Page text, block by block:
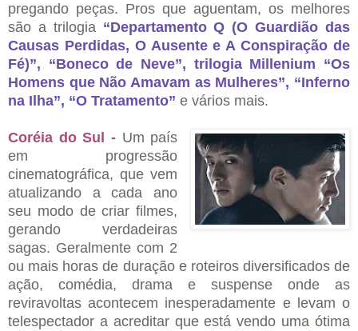
pregando peças. Pros que aguentam, os melhores
são a trilogia “Departamento Q (O Guardião das
Causas Perdidas, O Ausente e A Conspiração de
Fé)”, “Boneco de Neve”, trilogia Millenium “Os
Homens que Não Amavam as Mulheres”, “Inferno
na Ilha”, “O Tratamento” e vários mais.
Coréia do Sul -Um país
em progressão
cinematográfica, que vem
atualizando a cada ano
seu modo de criar filmes,
gerando verdadeiras
sagas. Geralmente com 2
ou mais horas de duração e roteiros diversificados de
ação, comédia, drama e suspense onde as
reviravoltas acontecem inesperadamente e levam o
telespectador a acreditar que está vendo uma ótima